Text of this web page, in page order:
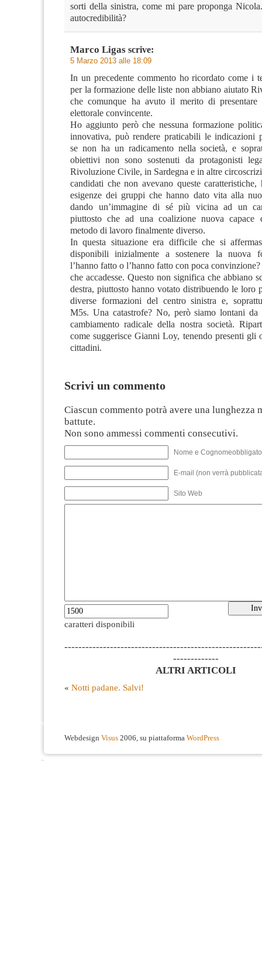
sorti della sinistra, come mi pare proponga
autocredibilità?
Marco Ligas scrive:
5 Marzo 2013 alle 18:09
In un precedente commento ho ricordato come i
per la formazione delle liste non abbiano aiutato
che comunque ha avuto il merito di presentare
elettorale convincente.
Ho aggiunto però che nessuna formazione
innovativa, può rendere praticabili le indicazioni
se non ha un radicamento nella società, e
obiettivi non sono sostenuti da protagonisti
Rivoluzione Civile, in Sardegna e in altre
candidati che non avevano queste caratteristiche,
esigenze dei gruppi che hanno dato vita alla
dando un’immagine di sé più vicina ad un
piuttosto che ad una coalizione nuova capace
metodo di lavoro finalmente diverso.
In questa situazione era difficile che si
disponibili inizialmente a sostenere la nuova
l’hanno fatto o l’hanno fatto con poca
che accadesse. Questo non significa che abbiano
destra, piuttosto hanno votato distribuendo le loro
diverse formazioni del centro sinistra e,
M5s. Una catastrofe? No, però siamo lontani da
cambiamento radicale della nostra società.
come suggerisce Gianni Loy, tenendo presenti gli
cittadini.
Scrivi un commento
Ciascun commento potrà avere una lunghezza
battute.
Non sono ammessi commenti consecutivi.
Nome e
E-mail (non verrà
Sito Web
caratteri disponibili
-------------
ALTRI ARTICOLI
« Notti padane. Salvi!
Webdesign Visus 2006, su piattaforma WordPress